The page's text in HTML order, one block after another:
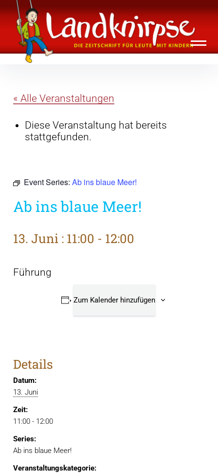
Inhalte
überspringen
Landknirpse – Die Zeitschrift für Leute
mit Kindern
« Alle Veranstaltungen
Diese Veranstaltung hat bereits
stattgefunden.
Event Series: Ab ins blaue Meer!
Ab ins blaue Meer!
13. Juni : 11:00 - 12:00
Führung
Zum Kalender hinzufügen
Details
Datum:
13. Juni
Zeit:
11:00 - 12:00
Series:
Ab ins blaue Meer!
Veranstaltungskategorie: